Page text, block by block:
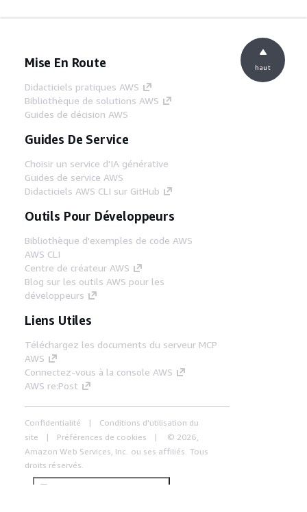
Mise En Route
Didacticiels pratiques AWS
Bibliothèque de solutions AWS
Guides de décision AWS
Guides De Service
Choisir un service d'IA générative
Guides de service AWS
Didacticiels AWS CLI sur GitHub
Outils Pour Développeurs
Bibliothèque d'exemples de code AWS
AWS CLI
Centre de créateur AWS
Blog sur les outils AWS pour les
développeurs
Liens Utiles
Téléchargez les documents du serveur MCP
AWS
Connectez-vous à la console AWS
AWS re:Post
Confidentialité
Conditions d'utilisation du
site
Préférences de cookies
© 2026,
Amazon Web Services, Inc. ou ses affiliés. Tous
droits réservés.
Français
haut